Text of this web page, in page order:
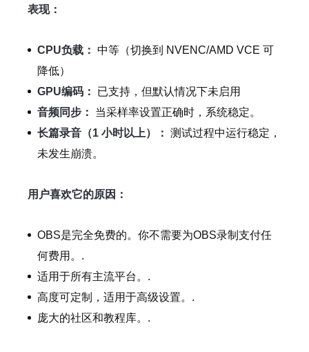
表现：
CPU负载： 中等（切换到 NVENC/AMD VCE 可
降低）
GPU编码：
已支持，但默认情况下未启用
音频同步：
当采样率设置正确时，系统稳定。
长篇录音（1 小时以上）： 测试过程中运行稳定，
未发生崩溃。
用户喜欢它的原因：
OBS是完全免费的。你不需要为OBS录制支付任
何费用。.
适用于所有主流平台。.
高度可定制，适用于高级设置。.
庞大的社区和教程库。.